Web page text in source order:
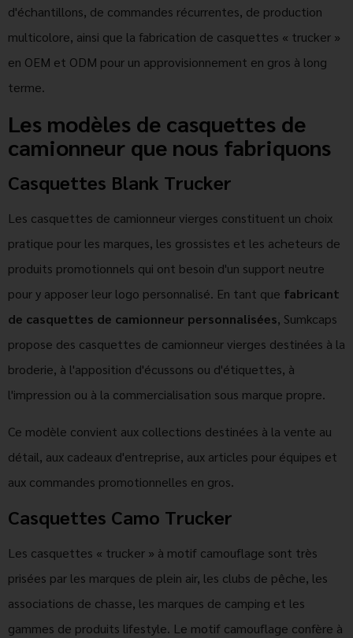
d'échantillons, de commandes récurrentes, de production
multicolore, ainsi que la fabrication de casquettes « trucker »
en OEM et ODM pour un approvisionnement en gros à long
terme.
Les modèles de casquettes de
camionneur que nous fabriquons
Casquettes Blank Trucker
Les casquettes de camionneur vierges constituent un choix
pratique pour les marques, les grossistes et les acheteurs de
produits promotionnels qui ont besoin d'un support neutre
pour y apposer leur logo personnalisé. En tant que fabricant
de casquettes de camionneur personnalisées, Sumkcaps
propose des casquettes de camionneur vierges destinées à la
broderie, à l'apposition d'écussons ou d'étiquettes, à
l'impression ou à la commercialisation sous marque propre.
Ce modèle convient aux collections destinées à la vente au
détail, aux cadeaux d'entreprise, aux articles pour équipes et
aux commandes promotionnelles en gros.
Casquettes Camo Trucker
Les casquettes « trucker » à motif camouflage sont très
prisées par les marques de plein air, les clubs de pêche, les
associations de chasse, les marques de camping et les
gammes de produits lifestyle. Le motif camouflage confère à